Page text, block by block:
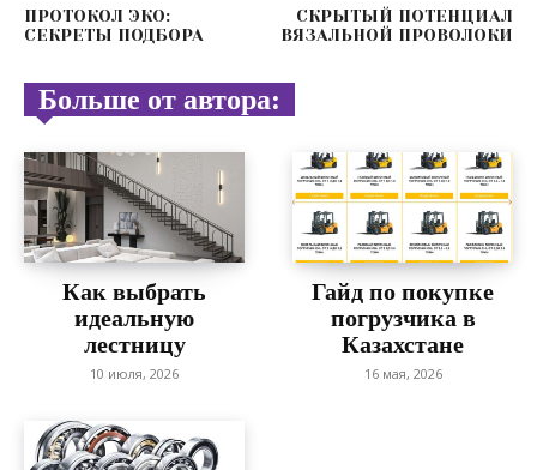
ПРОТОКОЛ ЭКО:
СЕКРЕТЫ ПОДБОРА
СКРЫТЫЙ ПОТЕНЦИАЛ
ВЯЗАЛЬНОЙ ПРОВОЛОКИ
Больше от автора:
Как выбрать
идеальную
лестницу
10 июля, 2026
Гайд по покупке
погрузчика в
Казахстане
16 мая, 2026